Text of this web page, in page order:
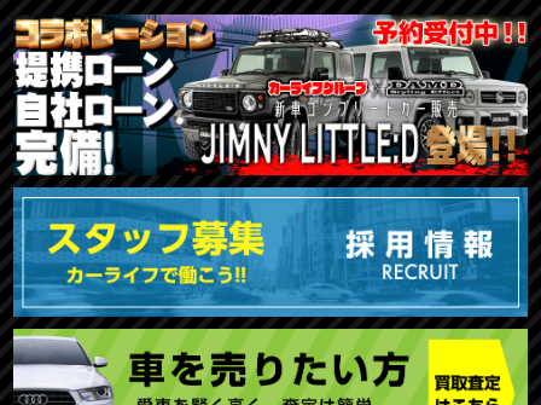
TOKYO店在庫車両
大阪店在庫車両
福岡店在庫車両 車種で探す
メーカーで探す 〜19,999円
20,000円〜29,999円
30,000円〜39,999円
40,000円〜49,999円
50,000円〜